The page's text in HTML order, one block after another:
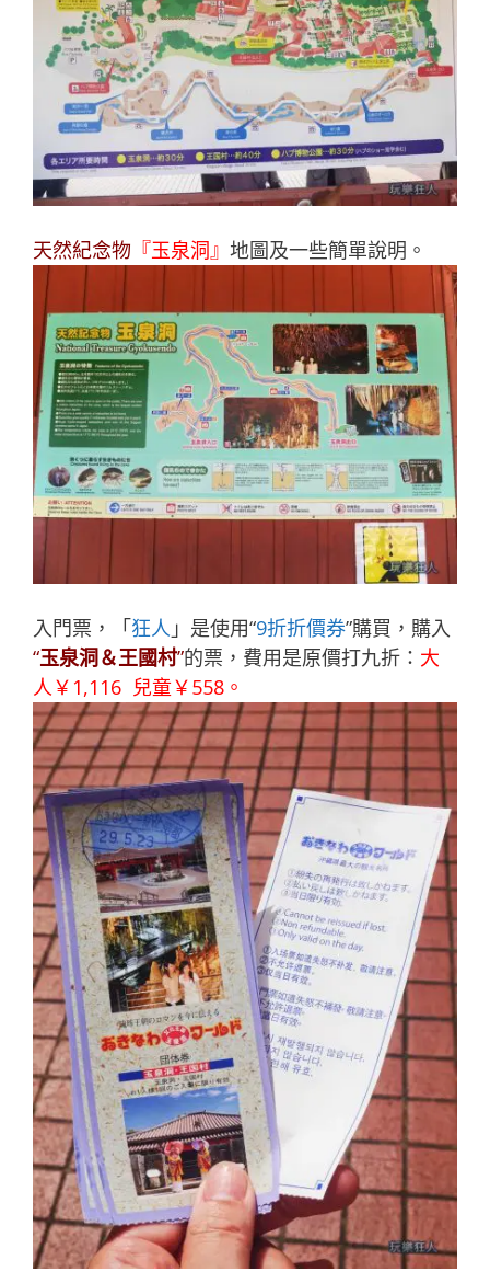
天然紀念物 『玉泉洞』 地圖及一些簡單說明。
入門票，「狂人 」是使用“9折折價券”購買，購入
“玉泉洞＆王國村”的票，費用是原價打九折： 大
人￥1,116 兒童￥558。